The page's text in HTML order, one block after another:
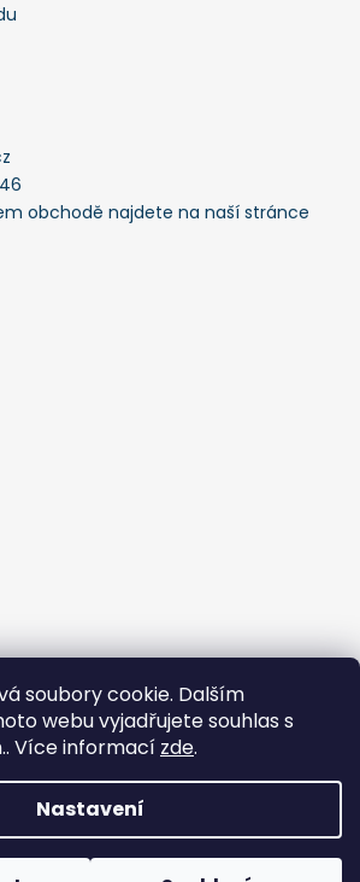
soubory cookie. Dalším
webu vyjadřujete souhlas s
Více informací zde.
Nastavení
obchodě najdete na naší stránce
Flin Sport
Sport. Všechna práva vyhrazena.